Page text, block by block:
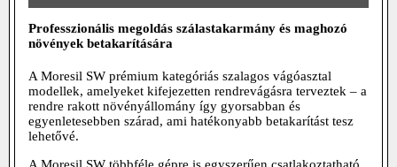
Professzionális megoldás szálastakarmány és maghozó
növények betakarítására
A Moresil SW prémium kategóriás szalagos vágóasztal
modellek, amelyeket kifejezetten rendrevágásra terveztek – a
rendre rakott növényállomány így gyorsabban és
egyenletesebben szárad, ami hatékonyabb betakarítást tesz
lehetővé.